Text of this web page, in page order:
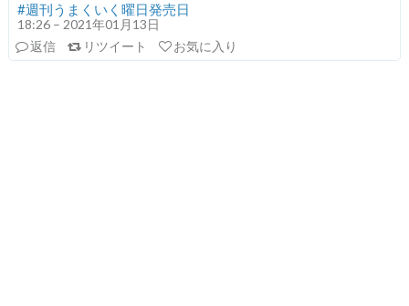
#週刊うまくいく曜日発売日
18:26 – 2021年01月13日
返信
リツイート お気に入り